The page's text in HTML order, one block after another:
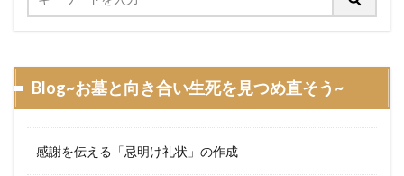
Blog~お墓と向き合い生死を見つめ直そう~
感謝を伝える「忌明け礼状」の作成